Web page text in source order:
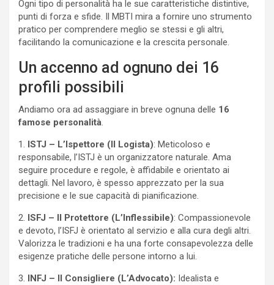
Ogni tipo di personalità ha le sue caratteristiche distintive,
punti di forza e sfide. Il MBTI mira a fornire uno strumento
pratico per comprendere meglio se stessi e gli altri,
facilitando la comunicazione e la crescita personale.
Un accenno ad ognuno dei 16
profili possibili
Andiamo ora ad assaggiare in breve ognuna delle 16
famose personalità.
1. ISTJ – L’Ispettore (Il Logista): Meticoloso e
responsabile, l’ISTJ è un organizzatore naturale. Ama
seguire procedure e regole, è affidabile e orientato ai
dettagli. Nel lavoro, è spesso apprezzato per la sua
precisione e le sue capacità di pianificazione.
2. ISFJ – Il Protettore (L’Inflessibile): Compassionevole
e devoto, l’ISFJ è orientato al servizio e alla cura degli altri.
Valorizza le tradizioni e ha una forte consapevolezza delle
esigenze pratiche delle persone intorno a lui.
3.
INFJ – Il Consigliere (L’Advocato): Idealista e